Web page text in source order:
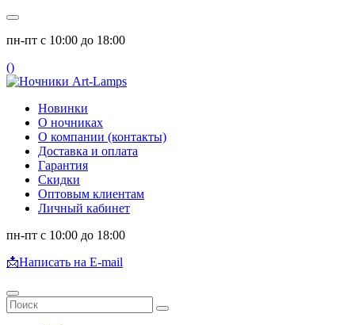
пн-пт с 10:00 до 18:00
()
Новинки
О ночниках
О компании (контакты)
Доставка и оплата
Гарантия
Скидки
Оптовым клиентам
Личный кабинет
пн-пт с 10:00 до 18:00
📩Написать на E-mail